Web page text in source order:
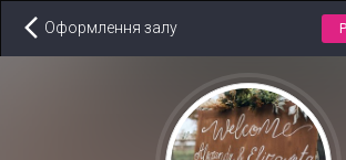
Оформлення залу